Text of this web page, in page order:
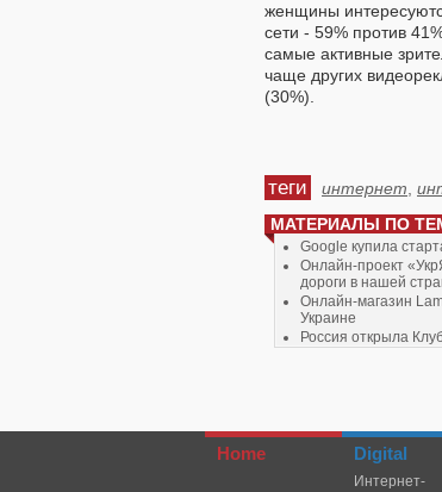
женщины
сети - 59% против
самые активные
чаще других
(30%).
теги интернет
МАТЕРИАЛЫ ПО
Google купила
Онлайн-проект
дороги в нашей
Онлайн-магазин
Украине
Россия открыла
Home Digital
Интернет-